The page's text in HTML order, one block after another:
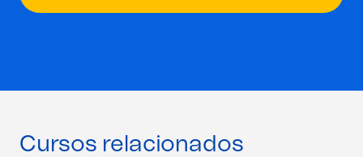
Cursos relacionados